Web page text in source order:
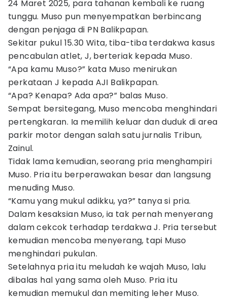
24 Maret 2025, para tahanan kembali ke ruang
tunggu. Muso pun menyempatkan berbincang
dengan penjaga di PN Balikpapan.
Sekitar pukul 15.30 Wita, tiba-tiba terdakwa kasus
pencabulan atlet, J, berteriak kepada Muso.
“Apa kamu Muso?” kata Muso menirukan
perkataan J kepada AJI Balikpapan.
“Apa? Kenapa? Ada apa?” balas Muso.
Sempat bersitegang, Muso mencoba menghindari
pertengkaran. Ia memilih keluar dan duduk di area
parkir motor dengan salah satu jurnalis Tribun,
Zainul.
Tidak lama kemudian, seorang pria menghampiri
Muso. Pria itu berperawakan besar dan langsung
menuding Muso.
“Kamu yang mukul adikku, ya?” tanya si pria.
Dalam kesaksian Muso, ia tak pernah menyerang
dalam cekcok terhadap terdakwa J. Pria tersebut
kemudian mencoba menyerang, tapi Muso
menghindari pukulan.
Setelahnya pria itu meludah ke wajah Muso, lalu
dibalas hal yang sama oleh Muso. Pria itu
kemudian memukul dan memiting leher Muso.